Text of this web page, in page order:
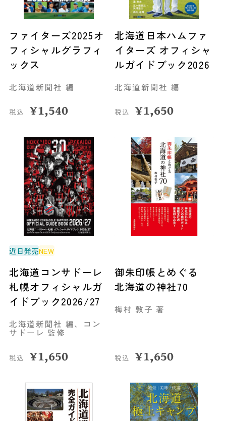
ファイターズ2025オ
フィシャルグラフィ
ックス
北海道新聞社 編
税込 ¥1,540
北海道日本ハムファ
イターズ オフィシャ
ルガイドブック2026
北海道新聞社 編
税込 ¥1,650
近日発売NEW
北海道コンサドーレ
札幌オフィシャルガ
イドブック2026/27
北海道新聞社 編、コン
サドーレ 監修
税込 ¥1,650
御朱印帳とめぐる
北海道の神社70
梅村 敦子 著
税込 ¥1,650